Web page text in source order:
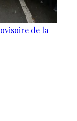
de la